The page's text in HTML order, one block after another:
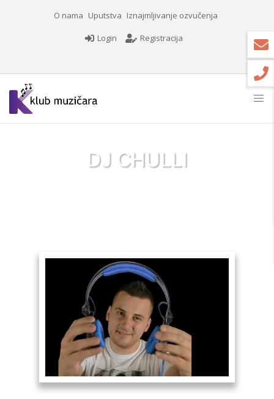
O nama Uputstva Iznajmljivanje ozvučenja
Login Registracija
DJ CHULLI